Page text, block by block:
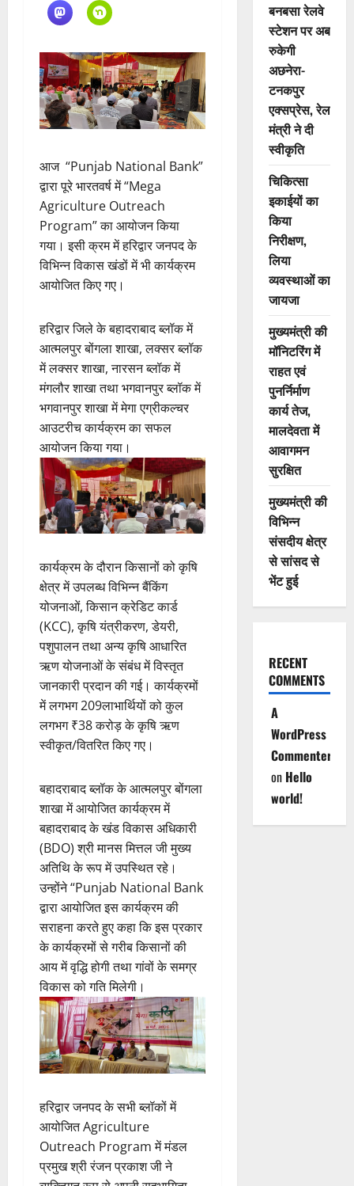
आज “Punjab National Bank”
द्वारा पूरे भारतवर्ष में “Mega
Agriculture Outreach
Program” का आयोजन किया
गया। इसी क्रम में हरिद्वार जनपद के
विभिन्न विकास खंडों में भी कार्यक्रम
आयोजित किए गए।
हरिद्वार जिले के बहादराबाद ब्लॉक में
आत्मलपुर बोंगला शाखा, लक्सर ब्लॉक
में लक्सर शाखा, नारसन ब्लॉक में
मंगलौर शाखा तथा भगवानपुर ब्लॉक में
भगवानपुर शाखा में मेगा एग्रीकल्चर
आउटरीच कार्यक्रम का सफल
आयोजन किया गया।
कार्यक्रम के दौरान किसानों को कृषि
क्षेत्र में उपलब्ध विभिन्न बैंकिंग
योजनाओं, किसान क्रेडिट कार्ड
(KCC), कृषि यंत्रीकरण, डेयरी,
पशुपालन तथा अन्य कृषि आधारित
ऋण योजनाओं के संबंध में विस्तृत
जानकारी प्रदान की गई। कार्यक्रमों
में लगभग 209लाभार्थियों को कुल
लगभग ₹38 करोड़ के कृषि ऋण
स्वीकृत/वितरित किए गए।
बहादराबाद ब्लॉक के आत्मलपुर बोंगला
शाखा में आयोजित कार्यक्रम में
बहादराबाद के खंड विकास अधिकारी
(BDO) श्री मानस मित्तल जी मुख्य
अतिथि के रूप में उपस्थित रहे।
उन्होंने “Punjab National Bank
द्वारा आयोजित इस कार्यक्रम की
सराहना करते हुए कहा कि इस प्रकार
के कार्यक्रमों से गरीब किसानों की
आय में वृद्धि होगी तथा गांवों के समग्र
विकास को गति मिलेगी।
हरिद्वार जनपद के सभी ब्लॉकों में
आयोजित Agriculture
Outreach Program में मंडल
प्रमुख श्री रंजन प्रकाश जी ने
बनबसा रेलवे
स्टेशन पर अब
रुकेगी
अछनेरा-
टनकपुर
एक्सप्रेस, रेल
मंत्री ने दी
स्वीकृति
चिकित्सा
इकाईयों का
किया
निरीक्षण,
लिया
व्यवस्थाओं का
जायजा
मुख्यमंत्री की
मॉनिटरिंग में
राहत एवं
पुनर्निर्माण
कार्य तेज,
मालदेवता में
आवागमन
सुरक्षित
मुख्यमंत्री की
विभिन्न
संसदीय क्षेत्र
से सांसद से
भेंट हुई
RECENT
COMMENTS
A
WordPress
Commenter
on Hello
world!